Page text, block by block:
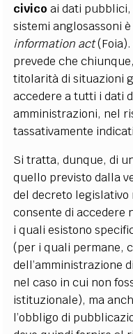
civico ai dati
sistemi anglosassoni
information act(Foia).
prevede che
titolarità di situazioni
accedere a tutti i dati
amministrazioni, nel
tassativamente
Si tratta, dunque, di
quello previsto dalla
del decreto legislativo
consente di accedere
i quali esistono
(per i quali permane,
dell’amministrazione
nel caso in cui non
istituzionale), ma
l’obbligo di